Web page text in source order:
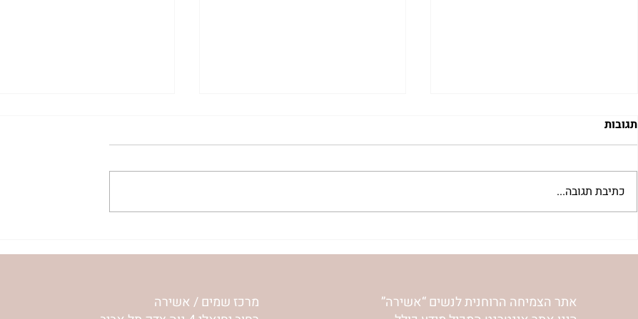
שיעור לט"ו באב | הר' ימימה
השיעור לתשעה באב | הר'
אוהב" | ראש חודש אב
תגובות
כתיבת תגובה...
מרכז שמים / אשירה
אתר הצמיחה הרוחנית לנשים “אשירה”